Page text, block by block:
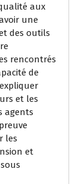
aux
une
des outils
rencontrés
de
et les
agents
les
et